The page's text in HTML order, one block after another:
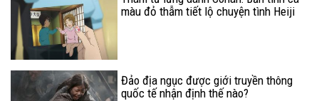
màu đỏ thẫm tiết lộ chuyện tình Heiji
Đảo địa ngục được giới truyền thông
quốc tế nhận định thế nào?